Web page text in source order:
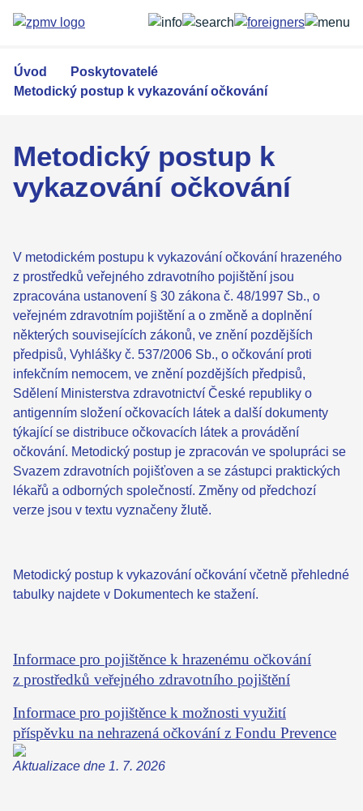
obsahu
Úvod
Poskytovatelé
Metodický postup k vykazování očkování
Metodický postup k
vykazování očkování
V metodickém postupu k vykazování očkování hrazeného
z prostředků veřejného zdravotního pojištění jsou
zpracována ustanovení § 30 zákona č. 48/1997 Sb., o
veřejném zdravotním pojištění a o změně a doplnění
některých souvisejících zákonů, ve znění pozdějších
předpisů, Vyhlášky č. 537/2006 Sb., o očkování proti
infekčním nemocem, ve znění pozdějších předpisů,
Sdělení Ministerstva zdravotnictví České republiky o
antigenním složení očkovacích látek a další dokumenty
týkající se distribuce očkovacích látek a provádění
očkování. Metodický postup je zpracován ve spolupráci se
Svazem zdravotních pojišťoven a se zástupci praktických
lékařů a odborných společností. Změny od předchozí
verze jsou v textu vyznačeny žlutě.
Metodický postup k vykazování očkování včetně přehledné
tabulky najdete v Dokumentech ke stažení.
Informace pro pojištěnce k hrazenému očkování
z prostředků veřejného zdravotního pojištění
Informace pro pojištěnce k možnosti využití
příspěvku na nehrazená očkování z Fondu Prevence
Aktualizace dne 1. 7. 2026